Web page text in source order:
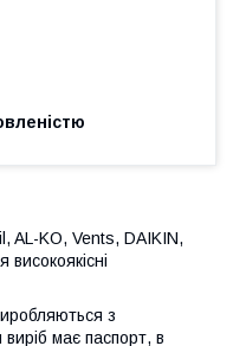
AL-KO, Vents, DAIKIN,
з
має паспорт, в